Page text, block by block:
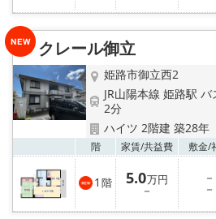
クレール御立
姫路市御立西2
JR山陽本線 姫路駅
2分
ハイツ 2階建 築28年
階 家賃/共益費 敷金/
1 階 5.0万円
－
－
－